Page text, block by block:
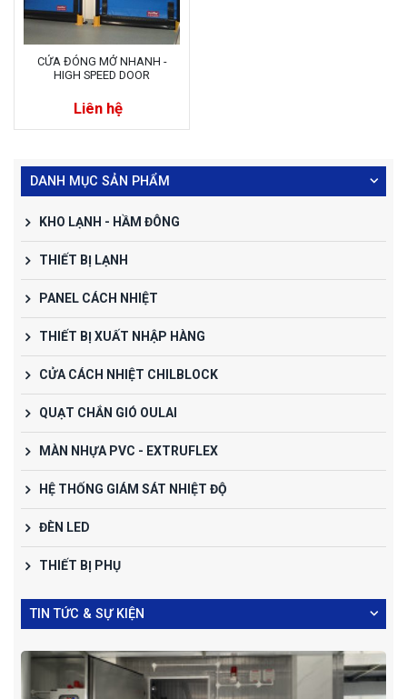
CỬA ĐÓNG MỞ NHANH -
HIGH SPEED DOOR
Liên hệ
DANH MỤC SẢN PHẨM
KHO LẠNH - HẦM ĐÔNG
THIẾT BỊ LẠNH
PANEL CÁCH NHIỆT
THIẾT BỊ XUẤT NHẬP HÀNG
CỬA CÁCH NHIỆT CHILBLOCK
QUẠT CHẮN GIÓ OULAI
MÀN NHỰA PVC - EXTRUFLEX
HỆ THỐNG GIÁM SÁT NHIỆT ĐỘ
ĐÈN LED
THIẾT BỊ PHỤ
TIN TỨC & SỰ KIỆN